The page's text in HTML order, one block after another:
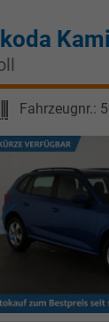
Fahrzeugnr.: